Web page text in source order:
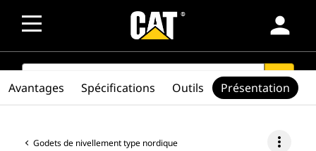
person
SEARCH search
Godets de nivellement type nordique more_vert
Avantages Spécifications Outils Présentation